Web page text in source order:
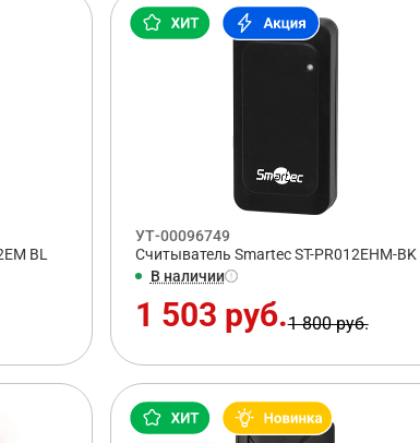
BL
УТ-00096749
Считыватель Smartec ST-PR012EHM-BK
В наличии
1 503 руб.1 800 руб.